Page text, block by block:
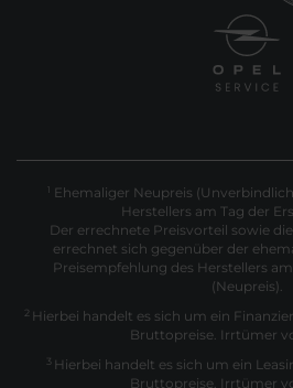
1 Ehemaliger Neupreis
Herstellers am Tag der
Der errechnete Preisvorteil sowie
errechnet sich gegenüber der
Preisempfehlung des Herstellers
(Neupreis).
2 Hierbei handelt es sich um ein
Bruttopreise. Irrtümer
3 Hierbei handelt es sich um ein
Bruttopreise. Irrtümer